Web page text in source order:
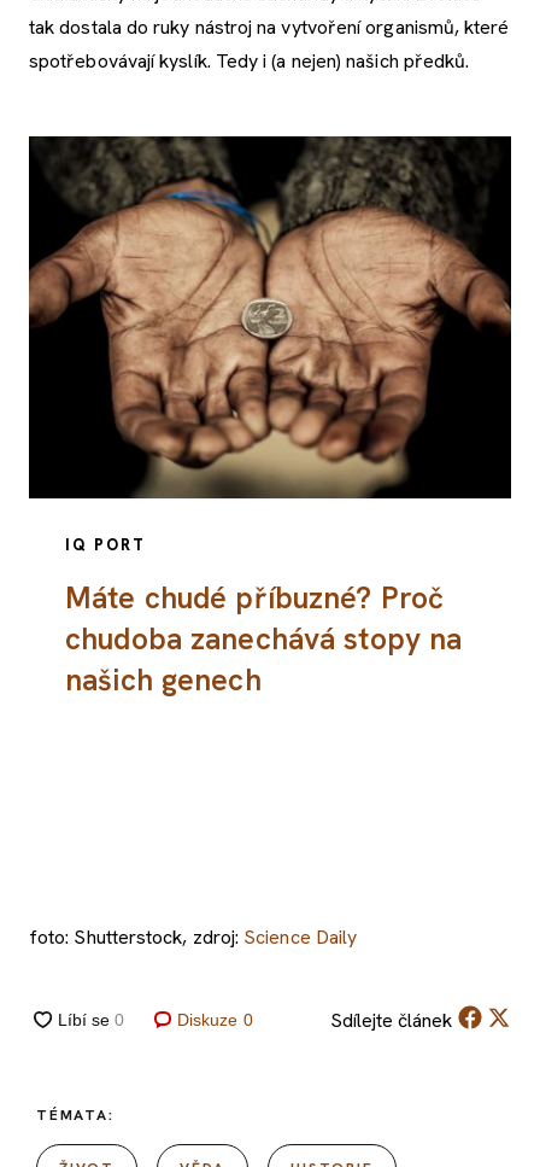
tak dostala do ruky nástroj na vytvoření organismů, které
spotřebovávají kyslík. Tedy i (a nejen) našich předků.
IQ PORT
Máte chudé příbuzné? Proč
chudoba zanechává stopy na
našich genech
foto: Shutterstock, zdroj: Science Daily
Diskuze 0 Sdílejte článek
TÉMATA: